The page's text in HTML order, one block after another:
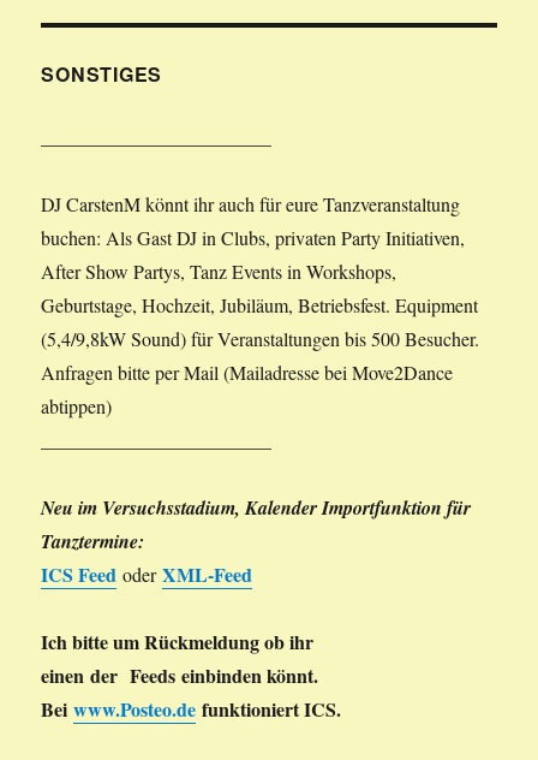
SONSTIGES
DJ CarstenM könnt ihr auch für eure Tanzveranstaltung
buchen: Als Gast DJ in Clubs, privaten Party Initiativen,
After Show Partys, Tanz Events in Workshops,
Geburtstage, Hochzeit, Jubiläum, Betriebsfest. Equipment
(5,4/9,8kW Sound) für Veranstaltungen bis 500 Besucher.
Anfragen bitte per Mail (Mailadresse bei Move2Dance
abtippen)
Neu im Versuchsstadium, Kalender Importfunktion für
Tanztermine:
ICS Feed oderXML-Feed
Ich bitte um Rückmeldung ob ihr
einen der Feeds einbinden könnt.
Beiwww.Posteo.de funktioniert ICS.